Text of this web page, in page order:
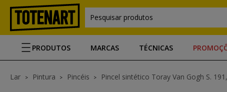
Pesquisar produtos
PRODUTOS MARCAS TÉCNICAS
Lar Pintura Pincéis Pincel sintético Toray Van Gogh S.